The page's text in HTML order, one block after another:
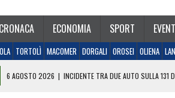
CRONACA ECONOMIA SPORT
TORTOLÌ MACOMER DORGALI OROSEI OLIENA
6 AGOSTO 2026 | INCIDENTE TRA DUE AUTO SULLA 131